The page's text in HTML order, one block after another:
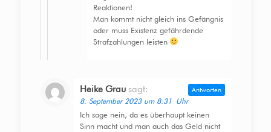
Reaktionen!
Man kommt nicht gleich ins Gefängnis
oder muss Existenz gefährdende
Strafzahlungen leisten
Heike Grau sagt:
8. September 2023 um 8:31 Uhr
Ich sage nein, da es überhaupt keinen
Sinn macht und man auch das Geld nicht
Antworten